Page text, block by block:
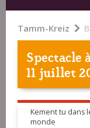
Tamm-Kreiz
Spectacle
11 juillet
Kement tu dans
monde